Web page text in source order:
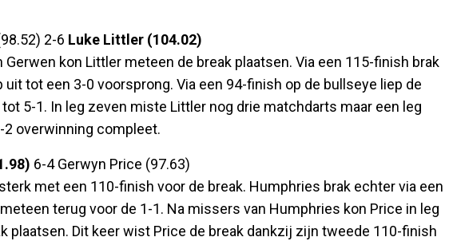
2-6 Luke Littler (104.02)
Gerwen kon Littler meteen de break plaatsen. Via een 115-finish brak
uit tot een 3-0 voorsprong. Via een 94-finish op de bullseye liep de
5-1. In leg zeven miste Littler nog drie matchdarts maar een leg
2 overwinning compleet.
6-4 Gerwyn Price (97.63)
met een 110-finish voor de break. Humphries brak echter via een
terug voor de 1-1. Na missers van Humphries kon Price in leg
plaatsen. Dit keer wist Price de break dankzij zijn tweede 110-finish